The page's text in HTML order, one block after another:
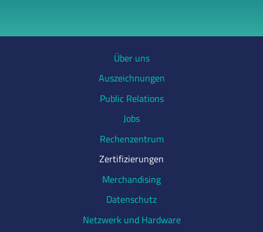
Über uns
Auszeichnungen
Public Relations
Jobs
Rechenzentrum
Zertifizierungen
Merchandising
Datenschutz
Netzwerk und Hardware